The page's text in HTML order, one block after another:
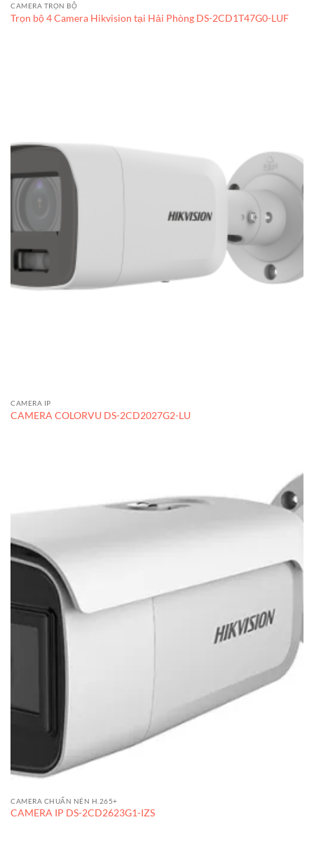
CAMERA TRỌN BỘ
Trọn bộ 4 Camera Hikvision tại Hải Phòng DS-2CD1T47G0-LUF
CAMERA IP
CAMERA COLORVU DS-2CD2027G2-LU
CAMERA CHUẨN NÉN H.265+
CAMERA IP DS-2CD2623G1-IZS